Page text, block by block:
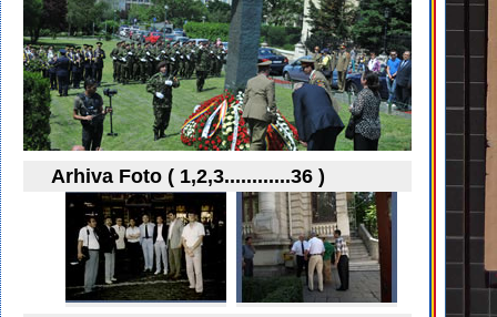
Arhiva Foto ( 1,2,3............36 )